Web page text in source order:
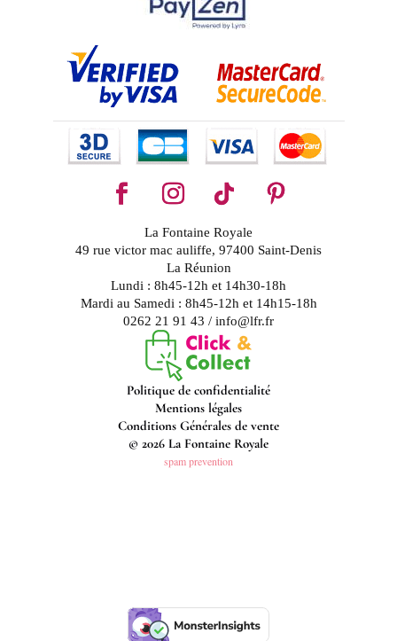
La Fontaine Royale
49 rue victor mac auliffe, 97400 Saint-Denis
La Réunion
Lundi : 8h45-12h et 14h30-18h
Mardi au Samedi : 8h45-12h et 14h15-18h
0262 21 91 43 / info@lfr.fr
Politique de confidentialité
Mentions légales
Conditions Générales de vente
© 2026 La Fontaine Royale
spam prevention